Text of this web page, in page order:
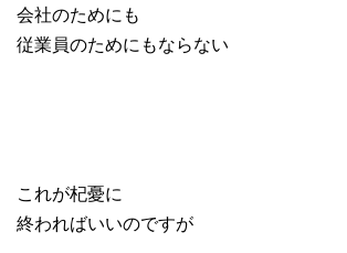
会社のためにも
従業員のためにもならない
これが杞憂に
終わればいいのですが